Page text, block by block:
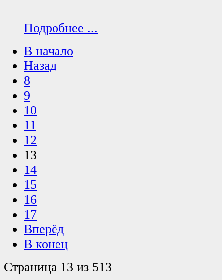
Подробнее ...
В начало
Назад
8
9
10
11
12
13
14
15
16
17
Вперёд
В конец
Страница 13 из 513